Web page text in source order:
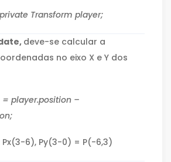
Transform player;
deve-se calcular a
no eixo X e Y dos
player.position –
6), Py(3-0) = P(-6,3)